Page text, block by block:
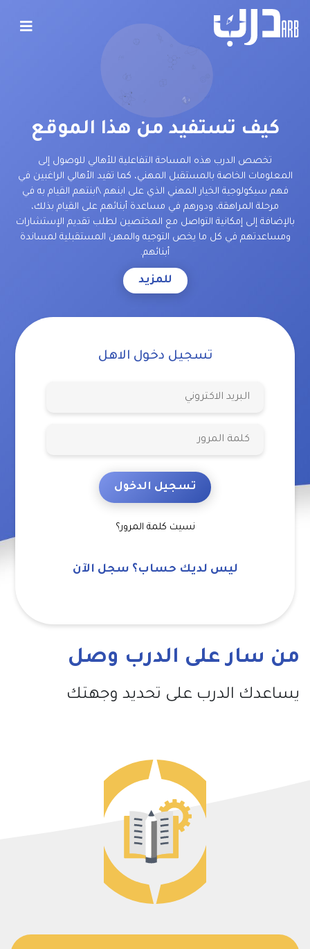
كيف تستفيد من هذا الموقع
تخصص الدرب هذه المساحة التفاعلية للأهالي للوصول إلى
المعلومات الخاصة بالمستقبل المهني، كما تفيد الأهالي الراغبين في
فهم سيكولوجية الخيار المهني الذي على ابنهم \ابنتهم القيام به في
مرحلة المراهقة، ودورهم في مساعدة أبنائهم على القيام بذلك،
بالإضافة إلى إمكانية التواصل مع المختصين لطلب تقديم الإستشارات
ومساعدتهم في كل ما يخص التوجيه والمهن المستقبلية لمساندة
أبنائهم.
للمزيد
تسجيل دخول الاهل
تسجيل الدخول
نسيت كلمة المرور؟
ليس لديك حساب؟ سجل الآن
من سار على الدرب وصل
يساعدك الدرب على تحديد وجهتك